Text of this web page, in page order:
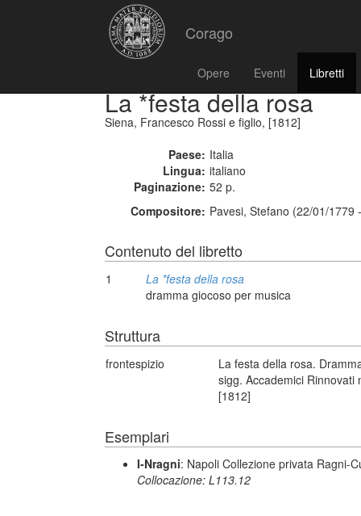
Corago
Opere Eventi Libretti
La *festa della rosa
Siena, Francesco Rossi e figlio, [1812]
Paese: Italia
Lingua: italiano
Paginazione: 52 p.
Compositore: Pavesi, Stefano (22/01/1779
Contenuto del libretto
1
La *festa della rosa
dramma giocoso per musica
Struttura
frontespizio
La festa della rosa.
sigg. Accademici
[1812]
Esemplari
I-Nragni: Napoli Collezione privata Ragni-
Collocazione: L113.12